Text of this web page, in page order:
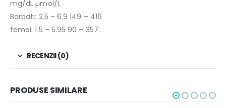
mg/dL µmol/L
Barbati: 2.5 – 6.9 149 – 416
femei: 1.5 – 5.95 90 – 357
RECENZII (0)
PRODUSE SIMILARE